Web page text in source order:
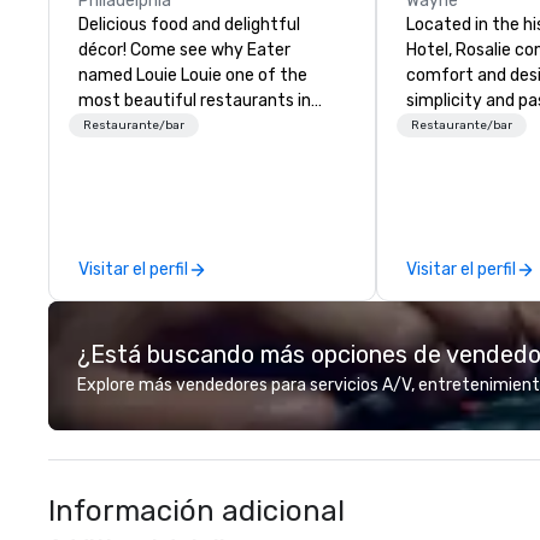
Delicious food and delightful
décor! Come see why Eater
named Louie Louie one of the
most beautiful restaurants in
America! Louie Louie is a French-
combine modern décor with the
timelessness of a grand European
cafe. The menu is inspired by
French classical combinations of
flavors using seasonal ingredients
complemented with colorful
specialty cocktails, craft beer and
offers custom lux seating,
Restaurante/bar
Visitar el perfil
Located in the
Hotel, Rosalie
comfort and
simplicity and
an authentic
transport you
Restaurante/bar
Visitar el perfil
¿Está buscando más opciones de
Explore más vendedores para servicios A/V,
Información adicional